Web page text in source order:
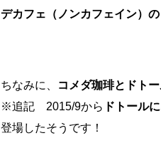
デカフェ（ノンカフェイン）
ちなみに、
コメダ珈琲とドト
※追記 2015/9から ドトール
登場したそうです！